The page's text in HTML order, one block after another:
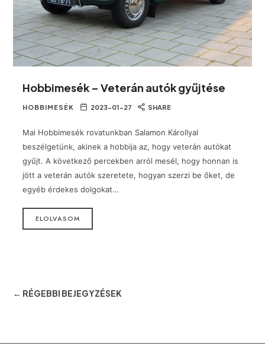
Hobbimesék – Veterán autók gyűjtése
HOBBIMESÉK 2023-01-27 SHARE
Mai Hobbimesék rovatunkban Salamon Károllyal
beszélgetünk, akinek a hobbija az, hogy veterán autókat
gyűjt. A következő percekben arról mesél, hogy honnan is
jött a veterán autók szeretete, hogyan szerzi be őket, de
egyéb érdekes dolgokat…
ELOLVASOM
← RÉGEBBI BEJEGYZÉSEK